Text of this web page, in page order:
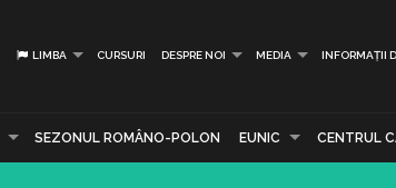
LIMBA CURSURI DESPRE NOI MEDIA INFORMAȚII
SEZONUL ROMÂNO-POLON EUNIC CENTRUL